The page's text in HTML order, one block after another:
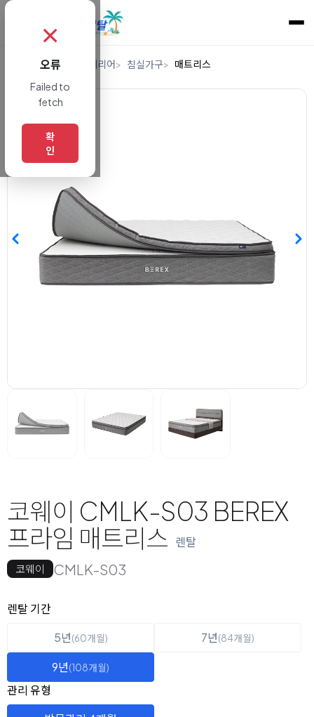
렌탈 가구/인테리어 침실가구 매트리스
코웨이 CMLK-S03 BEREX
프라임 매트리스 렌탈
코웨이 CMLK-S03
옵션 선택
렌탈 선택
렌탈 기간
5년(60개월) 7년(84개월)
9년(108개월)
관리 유형
✗
오류
Failed to
fetch
확
인